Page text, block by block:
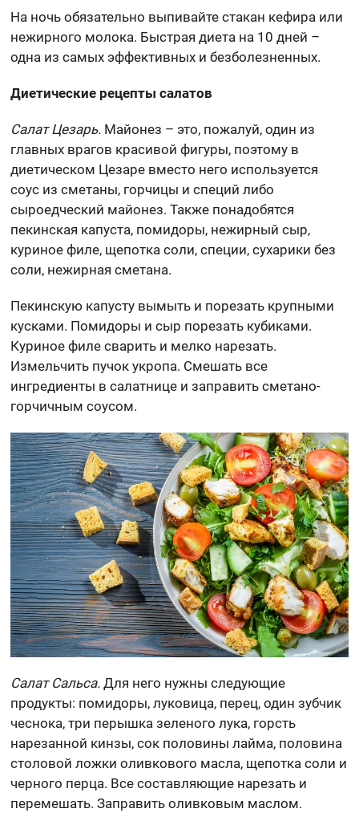
На ночь обязательно выпивайте стакан кефира или
нежирного молока. Быстрая диета на 10 дней –
одна из самых эффективных и безболезненных.
Диетические рецепты салатов
Салат Цезарь. Майонез – это, пожалуй, один из
главных врагов красивой фигуры, поэтому в
диетическом Цезаре вместо него используется
соус из сметаны, горчицы и специй либо
сыроедческий майонез. Также понадобятся
пекинская капуста, помидоры, нежирный сыр,
куриное филе, щепотка соли, специи, сухарики без
соли, нежирная сметана.
Пекинскую капусту вымыть и порезать крупными
кусками. Помидоры и сыр порезать кубиками.
Куриное филе сварить и мелко нарезать.
Измельчить пучок укропа. Смешать все
ингредиенты в салатнице и заправить сметано-
горчичным соусом.
Салат Сальса. Для него нужны следующие
продукты: помидоры, луковица, перец, один зубчик
чеснока, три перышка зеленого лука, горсть
нарезанной кинзы, сок половины лайма, половина
столовой ложки оливкового масла, щепотка соли и
черного перца. Все составляющие нарезать и
перемешать. Заправить оливковым маслом.